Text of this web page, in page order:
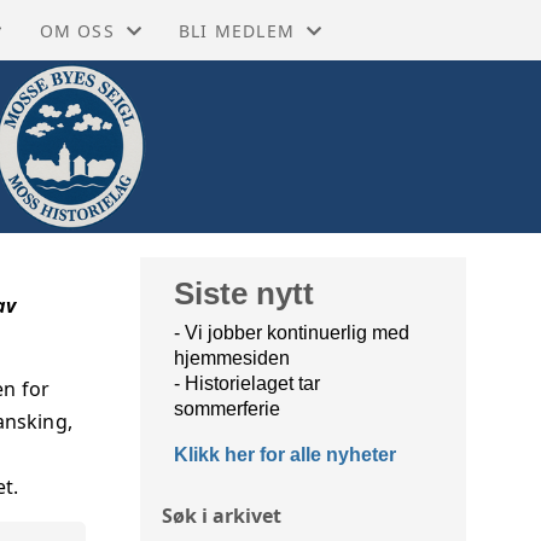
FACEBOOK
MOSS
RYGGE
MOSS
OM OSS
GRASROTANDEL
MOSS HISTORIELAG
NETTBUTIKK
VÅRE ÆRESMEDLEMMER
ÅRSMELDINGER
BLI MEDLEM
for
Siste nytt
- Vi jobber kontinuerlig med
hjemmesiden
- Historielaget tar
sommerferie
Klikk her for alle nyheter
Søk i arkivet